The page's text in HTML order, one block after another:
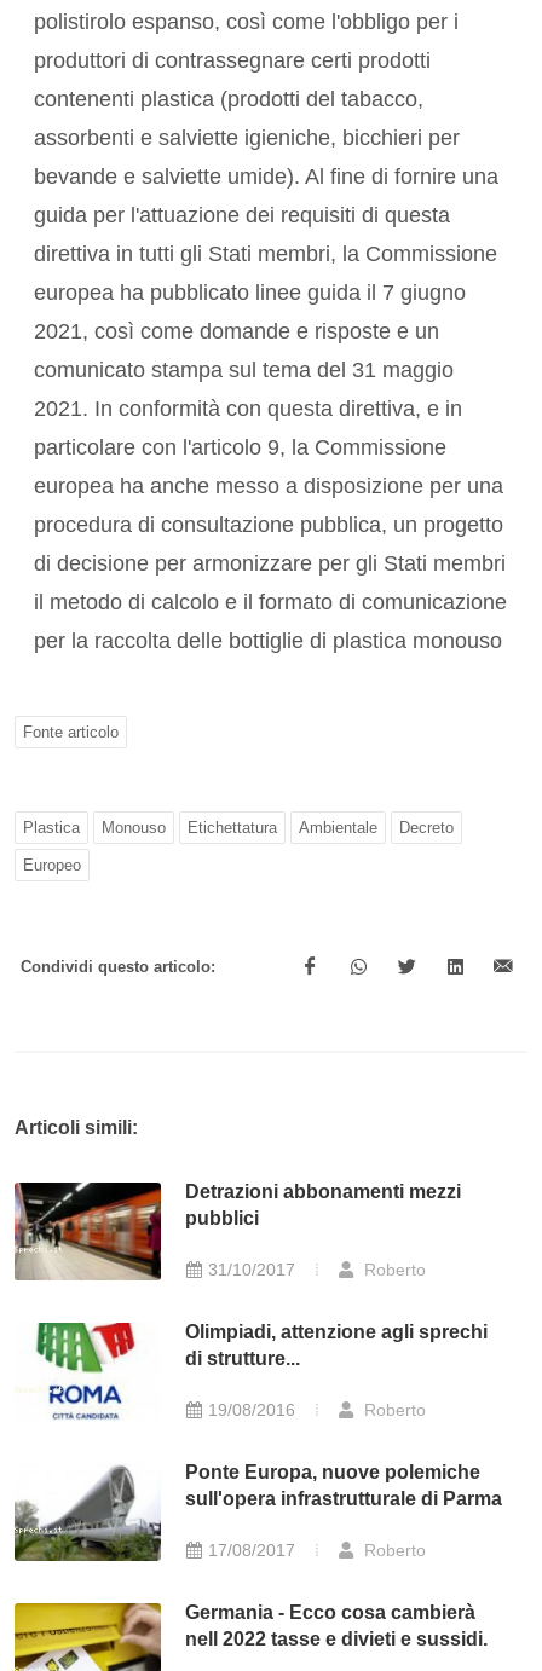
polistirolo espanso, così come l'obbligo per i
produttori di contrassegnare certi prodotti
contenenti plastica (prodotti del tabacco,
assorbenti e salviette igieniche, bicchieri per
bevande e salviette umide). Al fine di fornire una
guida per l'attuazione dei requisiti di questa
direttiva in tutti gli Stati membri, la Commissione
europea ha pubblicato linee guida il 7 giugno
2021, così come domande e risposte e un
comunicato stampa sul tema del 31 maggio
2021. In conformità con questa direttiva, e in
particolare con l'articolo 9, la Commissione
europea ha anche messo a disposizione per una
procedura di consultazione pubblica, un progetto
di decisione per armonizzare per gli Stati membri
il metodo di calcolo e il formato di comunicazione
per la raccolta delle bottiglie di plastica monouso
Fonte articolo
Plastica Monouso Etichettatura Ambientale Decreto
Europeo
Condividi questo articolo:
Articoli simili:
Detrazioni abbonamenti mezzi
pubblici
31/10/2017 Roberto
Olimpiadi, attenzione agli sprechi
di strutture...
19/08/2016 Roberto
Ponte Europa, nuove polemiche
sull'opera infrastrutturale di Parma
17/08/2017 Roberto
Germania - Ecco cosa cambierà
nell 2022 tasse e divieti e sussidi.